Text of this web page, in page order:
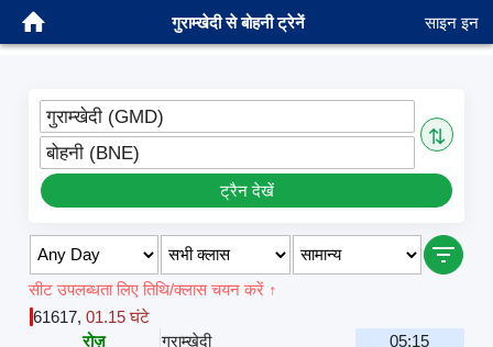
गुराम्खेदी से बोहनी ट्रेनें साइन इन
गुराम्खेदी (GMD)
⇅
बोहनी (BNE)
ट्रैन देखें
सीट उपलब्धता लिए तिथि/क्लास चयन करें ↑
61617, 01.15 घंटे
रोज़
गुराम्खेदी
05:15